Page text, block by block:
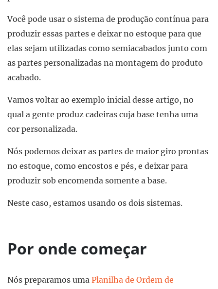
Você pode usar o sistema de produção contínua para
produzir essas partes e deixar no estoque para que
elas sejam utilizadas como semiacabados junto com
as partes personalizadas na montagem do produto
acabado.
Vamos voltar ao exemplo inicial desse artigo, no
qual a gente produz cadeiras cuja base tenha uma
cor personalizada.
Nós podemos deixar as partes de maior giro prontas
no estoque, como encostos e pés, e deixar para
produzir sob encomenda somente a base.
Neste caso, estamos usando os dois sistemas.
Por onde começar
Nós preparamos uma Planilha de Ordem de